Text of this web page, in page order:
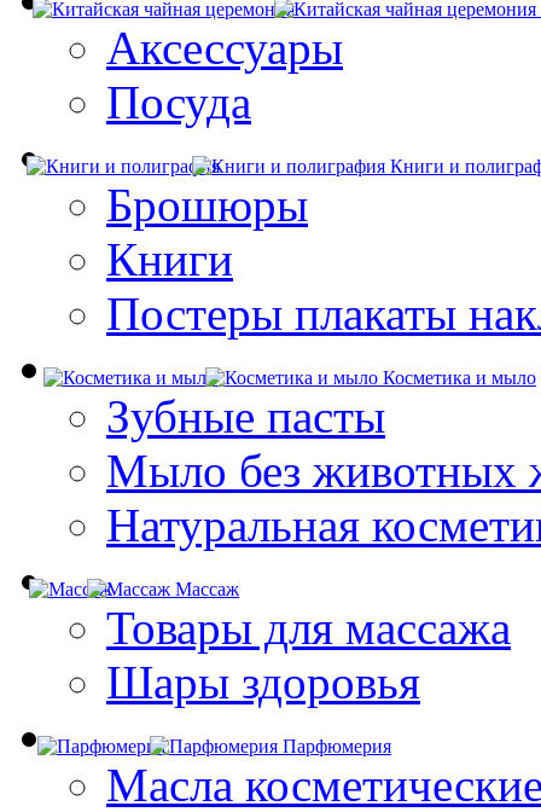
Аксессуары
Посуда
Книги и
Брошюры
Книги
Постеры плакаты
Косметика и мыло
Зубные пасты
Мыло без животных
Натуральная
Массаж
Товары для массажа
Шары здоровья
Парфюмерия
Масла